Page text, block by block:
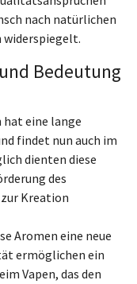
nach natürlichen
Bedeutung
hat eine lange
findet nun auch im
dienten diese
des
Kreation
Aromen eine neue
ermöglichen ein
Vapen, das den